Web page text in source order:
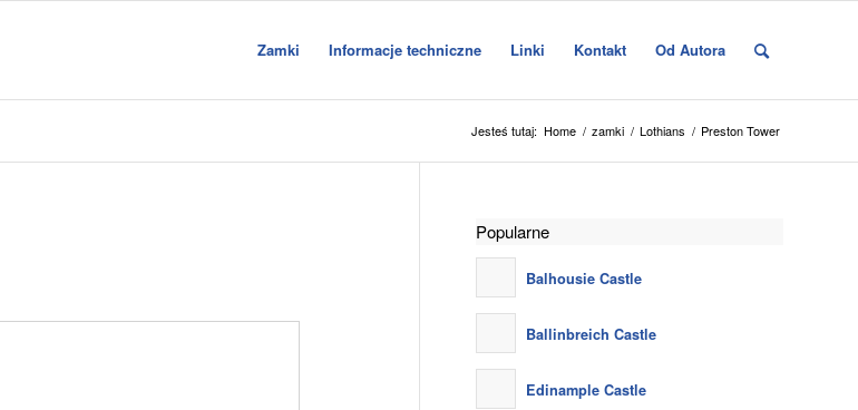
Zamki Informacje techniczne Linki Kontakt Od Autora
Jesteś tutaj: Home / zamki / Lothians / Preston Tower
Popularne
Balhousie Castle
Ballinbreich Castle
Edinample Castle